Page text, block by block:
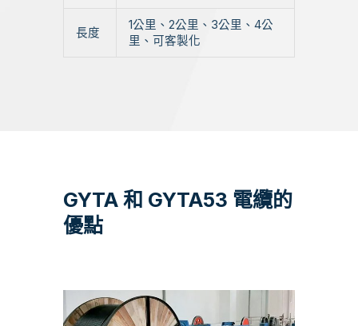
長度
1公里、2公里、3公里、4公
里、可客製化
GYTA 和 GYTA53 電纜的
優點